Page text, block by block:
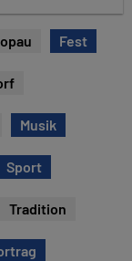
Fest
Musik
Sport
Tradition